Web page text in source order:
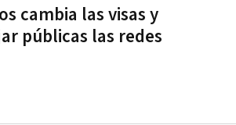
cambia las visas y
públicas las redes